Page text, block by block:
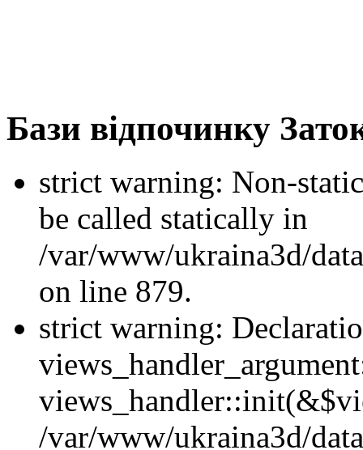
Бази відпочинку
strict warning: Non-
be called statically in
/var/www/ukraina3d/
on line 879.
strict warning:
/var/www/ukraina3d/